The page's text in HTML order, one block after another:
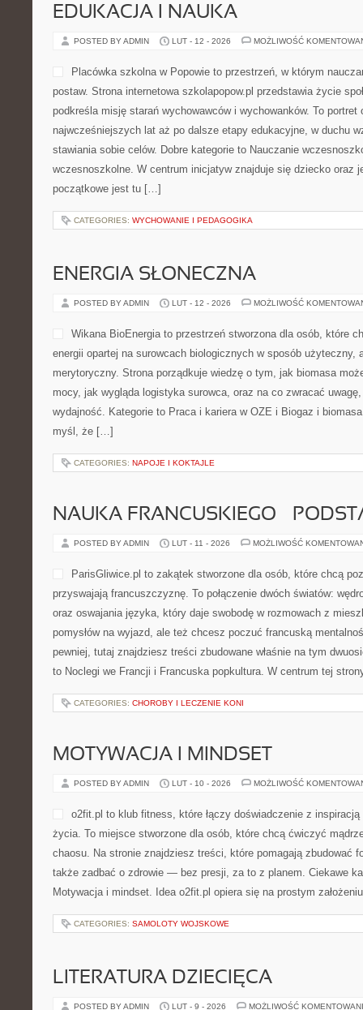
EDUKACJA I NAUKA
POSTED BY ADMIN LUT - 12 - 2026 MOŻLIWOŚĆ
Placówka szkolna w Popowie to przestrzeń, w którym
postaw. Strona internetowa szkolapopow.pl przedstawia życie
podkreśla misję starań wychowawców i wychowanków. To portret
najwcześniejszych lat aż po dalsze etapy edukacyjne, w duchu
stawiania sobie celów. Dobre kategorie to Nauczanie
wczesnoszkolne. W centrum inicjatyw znajduje się dziecko oraz
początkowe jest tu […]
CATEGORIES: WYCHOWANIE I PEDAGOGIKA
ENERGIA SŁONECZNA
POSTED BY ADMIN LUT - 12 - 2026 MOŻLIWOŚĆ
Wikana BioEnergia to przestrzeń stworzona dla osób, które
energii opartej na surowcach biologicznych w sposób użyteczny,
merytoryczny. Strona porządkuje wiedzę o tym, jak biomasa
mocy, jak wygląda logistyka surowca, oraz na co zwracać
wydajność. Kategorie to Praca i kariera w OZE i Biogaz i
myśl, że […]
CATEGORIES: NAPOJE I KOKTAJLE
NAUKA FRANCUSKIEGO –
POSTED BY ADMIN LUT - 11 - 2026 MOŻLIWOŚĆ
ParisGliwice.pl to zakątek stworzone dla osób, które chcą
przyswajają francuszczyznę. To połączenie dwóch światów:
oraz oswajania języka, który daje swobodę w rozmowach z
pomysłów na wyjazd, ale też chcesz poczuć francuską
pewniej, tutaj znajdziesz treści zbudowane właśnie na tym
to Noclegi we Francji i Francuska popkultura. W centrum tej
CATEGORIES: CHOROBY I LECZENIE KONI
MOTYWACJA I MINDSET
POSTED BY ADMIN LUT - 10 - 2026 MOŻLIWOŚĆ
o2fit.pl to klub fitness, które łączy doświadczenie z
życia. To miejsce stworzone dla osób, które chcą ćwiczyć
chaosu. Na stronie znajdziesz treści, które pomagają zbudować
także zadbać o zdrowie — bez presji, za to z planem. Ciekawe
Motywacja i mindset. Idea o2fit.pl opiera się na prostym
CATEGORIES: SAMOLOTY WOJSKOWE
LITERATURA DZIECIĘCA
POSTED BY ADMIN LUT - 9 - 2026 MOŻLIWOŚĆ